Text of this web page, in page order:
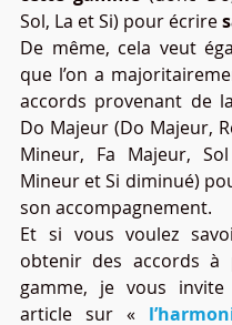
Sol, La et Si) pour écrire
De même, cela veut
que l’on a
accords provenant de
Do Majeur (Do Majeur,
Mineur, Fa Majeur,
Mineur et Si diminué)
son accompagnement.
Et si vous voulez
obtenir des accords à
gamme, je vous
article sur «